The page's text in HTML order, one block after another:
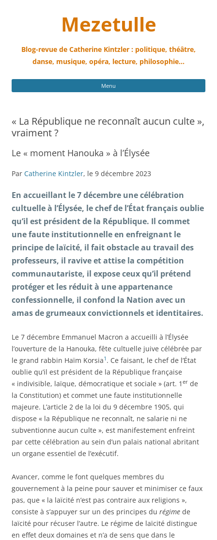
Mezetulle
Blog-revue de Catherine Kintzler : politique, théâtre,
danse, musique, opéra, lecture, philosophie…
Menu
« La République ne reconnaît aucun culte »,
vraiment ?
Le « moment Hanouka » à l’Élysée
Par Catherine Kintzler, le 9 décembre 2023
En accueillant le 7 décembre une célébration
cultuelle à l’Élysée, le chef de l’État français oublie
qu’il est président de la République. Il commet
une faute institutionnelle en enfreignant le
principe de laïcité, il fait obstacle au travail des
professeurs, il ravive et attise la compétition
communautariste, il expose ceux qu’il prétend
protéger et les réduit à une appartenance
confessionnelle, il confond la Nation avec un
amas de grumeaux convictionnels et identitaires.
Le 7 décembre Emmanuel Macron a accueilli à l’Élysée
l’ouverture de la Hanouka, fête cultuelle juive célébrée par
le grand rabbin Haïm Korsia1 . Ce faisant, le chef de l’État
oublie qu’il est président de la République française
« indivisible, laïque, démocratique et sociale » (art. 1 er de
la Constitution) et commet une faute institutionnelle
majeure. L’article 2 de la loi du 9 décembre 1905, qui
dispose « la République ne reconnaît, ne salarie ni ne
subventionne aucun culte », est manifestement enfreint
par cette célébration au sein d’un palais national abritant
un organe essentiel de l’exécutif.
Avancer, comme le font quelques membres du
gouvernement à la peine pour sauver et minimiser ce faux
pas, que « la laïcité n’est pas contraire aux religions »,
consiste à s’appuyer sur un des principes du régime de
laïcité pour récuser l’autre. Le régime de laïcité distingue
en effet deux domaines et n’a de sens que dans le